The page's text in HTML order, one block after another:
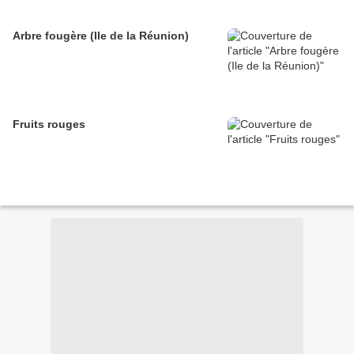
Arbre fougère (Ile de la Réunion)
Fruits rouges